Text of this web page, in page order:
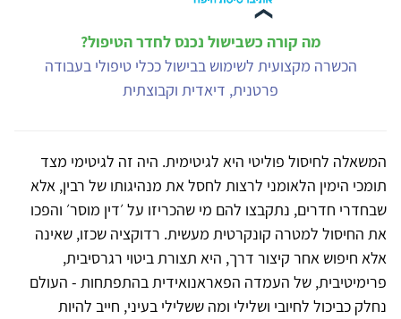
מה קורה כשבישול נכנס לחדר הטיפול?
הכשרה מקצועית לשימוש בבישול ככלי טיפולי בעבודה
פרטנית, דיאדית וקבוצתית
המשאלה לחיסול פוליטי היא לגיטימית. היה זה לגיטימי מצד
תומכי הימין הלאומני לרצות לחסל את מנהיגותו של רבין, אלא
שבחדרי חדרים, נתקבצו להם מי שהכריזו על ׳דין מוסר׳ והפכו
את החיסול למטרה קונקרטית מעשית. רדוקציה שכזו, שאינה
אלא חיפוש אחר קיצור דרך, היא תצורת ביטוי רגרסיבית,
פרימיטיבית, של העמדה הפאראנואידית בהתפתחות - העולם
נחלק כביכול לחיובי ושלילי ומה ששלילי בעיני, חייב להיות